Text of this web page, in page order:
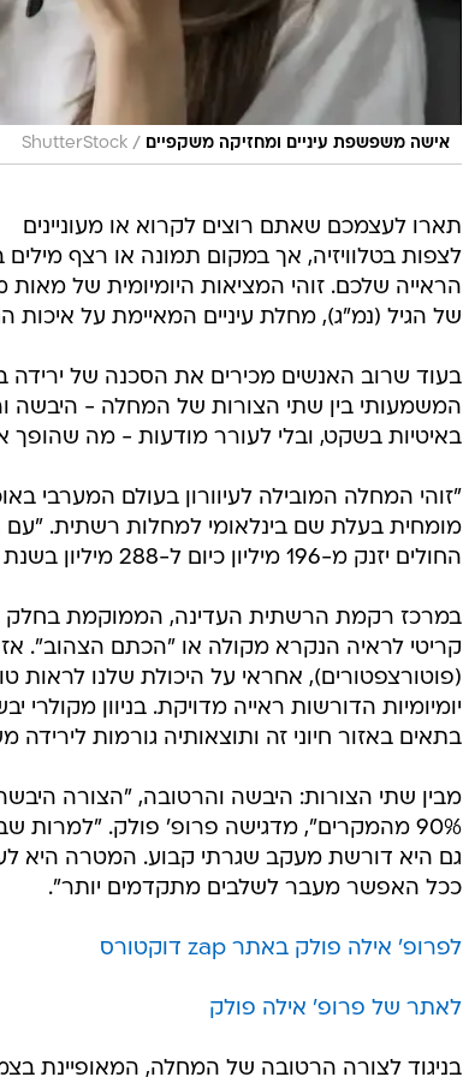
אישה משפשפת עיניים ומחזיקה משקפיים /
ShutterStock
תארו לעצמכם שאתם רוצים לקרוא או מעוניינים
לצפות בטלוויזיה, אך במקום תמונה או רצף
הראייה שלכם. זוהי המציאות היומיומית של מאות
של הגיל (נמ"ג), מחלת עיניים המאיימת על איכות החיים של
בעוד שרוב האנשים מכירים את הסכנה של ירידה
המשמעותי בין שתי הצורות של המחלה - היבשה
באיטיות בשקט, ובלי לעורר מודעות - מה שהופך
מומחית בעלת שם בינלאומי למחלות רשתית. "עם
החולים יזנק מ-196 מיליון כיום ל-288 מיליון בשנת 2040".
במרכז רקמת הרשתית העדינה, הממוקמת בחלק
קריטי לראיה הנקרא מקולה או "הכתם הצהוב".
(פוטורצפטורים), אחראי על היכולת שלנו לראות
יומיומיות הדורשות ראייה מדויקת. בניוון
בתאים באזור חיוני זה ותוצאותיה גורמות
90% מהמקרים", מדגישה פרופ' פולק. "למרות
גם היא דורשת מעקב שגרתי קבוע. המטרה היא
ככל האפשר מעבר לשלבים מתקדמים יותר".
לפרופ' אילה פולק באתר zap דוקטורס
לאתר של פרופ' אילה פולק
בניגוד לצורה הרטובה של המחלה, המאופיינת